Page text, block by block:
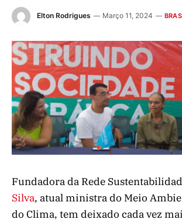
Elton Rodrigues Março 11, 2024
Fundadora da Rede
Silva, atual ministra do Meio
do Clima, tem deixado cada vez